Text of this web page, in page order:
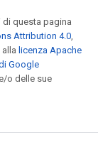
questa pagina
Attribution 4.0
licenza Apache
Google
o delle sue